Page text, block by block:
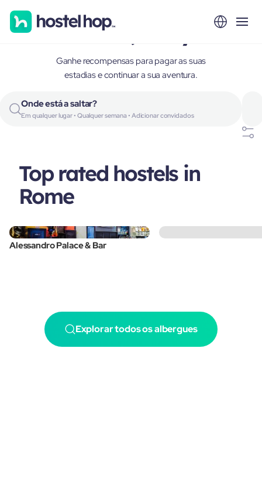
Rome, Italy
Ganhe recompensas para pagar as suas
estadias e continuar a sua aventura.
Onde está a saltar?
Em qualquer lugar • Qualquer semana • Adicionar convidados
Top rated hostels in
Rome
Alessandro Palace & Bar
Explorar todos os albergues